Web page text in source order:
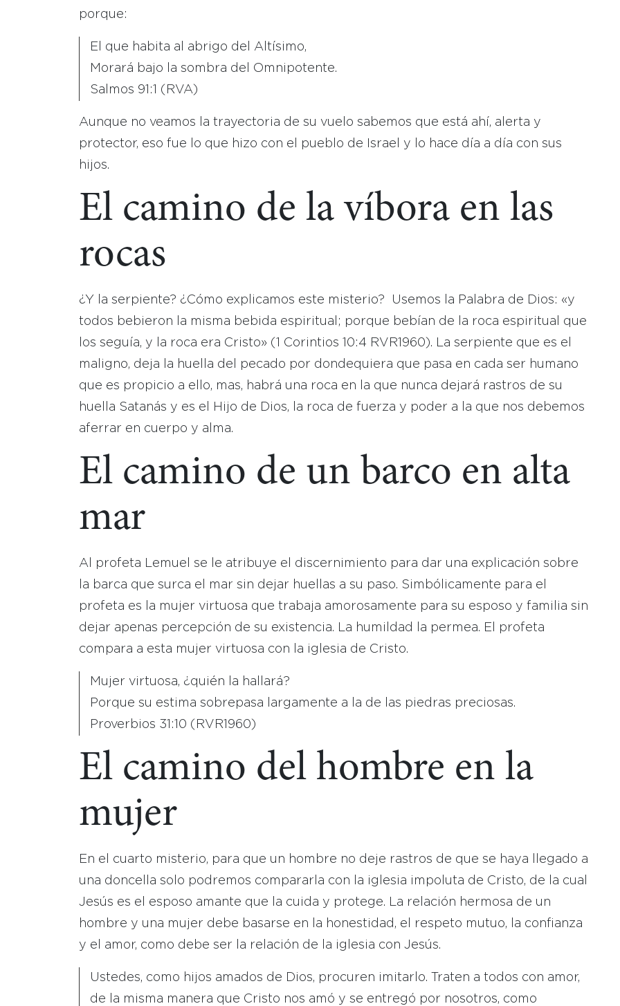
porque:
El que habita al abrigo del Altísimo,
Morará bajo la sombra del Omnipotente.
Salmos 91:1 (RVA)
Aunque no veamos la trayectoria de su vuelo sabemos que está ahí, alerta y
protector, eso fue lo que hizo con el pueblo de Israel y lo hace día a día con sus
hijos.
El camino de la víbora en las
rocas
¿Y la serpiente? ¿Cómo explicamos este misterio? Usemos la Palabra de Dios: «y
todos bebieron la misma bebida espiritual; porque bebían de la roca espiritual que
los seguía, y la roca era Cristo» (1 Corintios 10:4 RVR1960). La serpiente que es el
maligno, deja la huella del pecado por dondequiera que pasa en cada ser humano
que es propicio a ello, mas, habrá una roca en la que nunca dejará rastros de su
huella Satanás y es el Hijo de Dios, la roca de fuerza y poder a la que nos debemos
aferrar en cuerpo y alma.
El camino de un barco en alta
mar
Al profeta Lemuel se le atribuye el discernimiento para dar una explicación sobre
la barca que surca el mar sin dejar huellas a su paso. Simbólicamente para el
profeta es la mujer virtuosa que trabaja amorosamente para su esposo y familia sin
dejar apenas percepción de su existencia. La humildad la permea. El profeta
compara a esta mujer virtuosa con la iglesia de Cristo.
Mujer virtuosa, ¿quién la hallará?
Porque su estima sobrepasa largamente a la de las piedras preciosas.
Proverbios 31:10 (RVR1960)
El camino del hombre en la
mujer
En el cuarto misterio, para que un hombre no deje rastros de que se haya llegado a
una doncella solo podremos compararla con la iglesia impoluta de Cristo, de la cual
Jesús es el esposo amante que la cuida y protege. La relación hermosa de un
hombre y una mujer debe basarse en la honestidad, el respeto mutuo, la confianza
y el amor, como debe ser la relación de la iglesia con Jesús.
Ustedes, como hijos amados de Dios, procuren imitarlo. Traten a todos con amor,
de la misma manera que Cristo nos amó y se entregó por nosotros, como